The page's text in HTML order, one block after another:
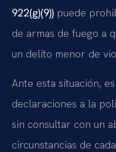
922(g)(9)) puede
de armas de fuego a
un delito menor de
Ante esta situación,
declaraciones a la
sin consultar con un
circunstancias de